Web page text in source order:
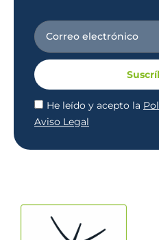
He leído y acepto la
Aviso Legal